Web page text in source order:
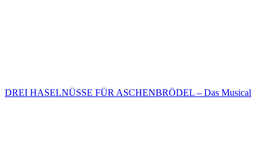
DREI HASELNÜSSE FÜR ASCHENBRÖDEL – Das Musical